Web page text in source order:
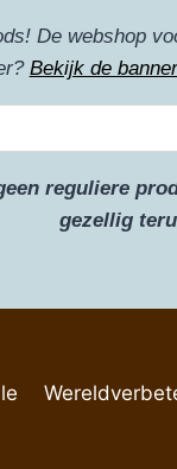
De webshop
Bekijk de
reguliere
gezellig